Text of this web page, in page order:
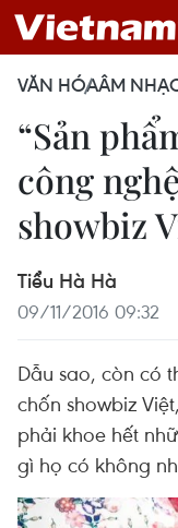
VĂN HÓAÂM
“Sản
công
showbiz
Tiểu Hà Hà
09/11/2016 09:32
Dẫu sao, còn có
chốn showbiz
phải khoe hết
gì họ có không